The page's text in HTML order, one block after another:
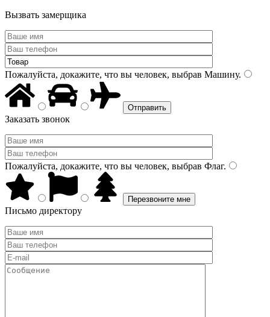
Вызвать замерщика
Пожалуйста, докажите, что вы человек, выбрав Машину.
Заказать звонок
Пожалуйста, докажите, что вы человек, выбрав Флаг.
Письмо директору